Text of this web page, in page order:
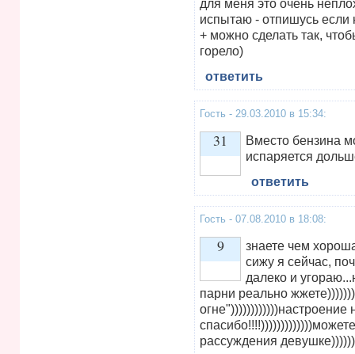
для меня это очень
испытаю - отпишусь если
+ можно сделать так,
горело)
ответить
Гость - 29.03.2010 в 15:34:
31
Вместо бензина
испаряется
ответить
Гость - 07.08.2010 в 18:08:
9
знаете чем
сижу я сейчас,
далеко и
парни реально
огне"))))))))))))настроение
рассуждения